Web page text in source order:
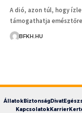
A dió, azon túl, hogy
támogathatja
BFKH.HU
ÁllatokBiztonságDivat
KapcsolatokKarrier